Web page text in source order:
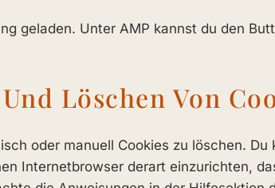
geladen. Unter AMP kannst du den
Löschen Von
oder manuell Cookies zu löschen.
Internetbrowser derart einzurichten,